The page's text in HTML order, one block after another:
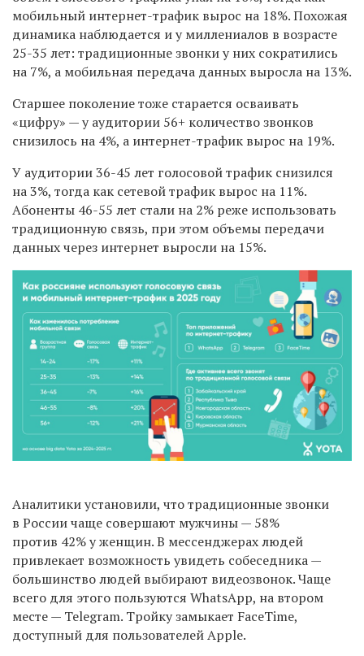
мобильный интернет-трафик вырос на 18%. Похожая
динамика наблюдается и у миллениалов в возрасте
25-35 лет: традиционные звонки у них сократились
на 7%, а мобильная передача данных выросла на 13%.
Старшее поколение тоже старается осваивать
«цифру» — у аудитории 56+ количество звонков
снизилось на 4%, а интернет-трафик вырос на 19%.
У аудитории 36-45 лет голосовой трафик снизился
на 3%, тогда как сетевой трафик вырос на 11%.
Абоненты 46-55 лет стали на 2% реже использовать
традиционную связь, при этом объемы передачи
данных через интернет выросли на 15%.
Аналитики установили, что традиционные звонки
в России чаще совершают мужчины — 58%
против 42% у женщин. В мессенджерах людей
привлекает возможность увидеть собеседника —
большинство людей выбирают видеозвонок. Чаще
всего для этого пользуются WhatsApp, на втором
месте — Telegram. Тройку замыкает FaceTime,
доступный для пользователей Apple.